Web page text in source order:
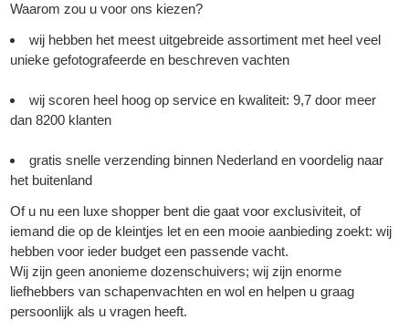
Waarom zou u voor ons kiezen?
wij hebben het meest uitgebreide assortiment met heel veel
unieke gefotografeerde en beschreven vachten
wij scoren heel hoog op service en kwaliteit: 9,7 door meer
dan 8200 klanten
gratis snelle verzending binnen Nederland en voordelig naar
het buitenland
Of u nu een luxe shopper bent die gaat voor exclusiviteit, of
iemand die op de kleintjes let en een mooie aanbieding zoekt: wij
hebben voor ieder budget een passende vacht.
Wij zijn geen anonieme dozenschuivers; wij zijn enorme
liefhebbers van schapenvachten en wol en helpen u graag
persoonlijk als u vragen heeft.